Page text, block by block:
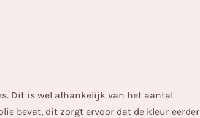
Dit is wel afhankelijk van het aantal
bevat, dit zorgt ervoor dat de kleur eerder